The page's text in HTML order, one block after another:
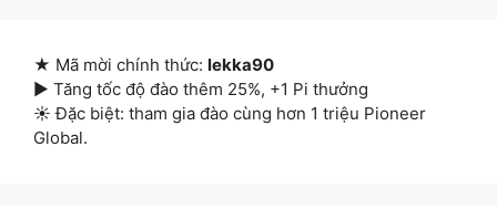
★ Mã mời chính thức: lekka90
▶ Tăng tốc độ đào thêm 25%, +1 Pi thưởng
☀ Đặc biệt: tham gia đào cùng hơn 1 triệu Pioneer
Global.